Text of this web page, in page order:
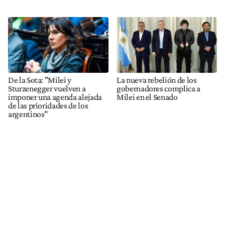
De la Sota: "Milei y
Sturzenegger vuelven a
imponer una agenda alejada
de las prioridades de los
argentinos"
La nueva rebelión de los
gobernadores complica a
Milei en el Senado